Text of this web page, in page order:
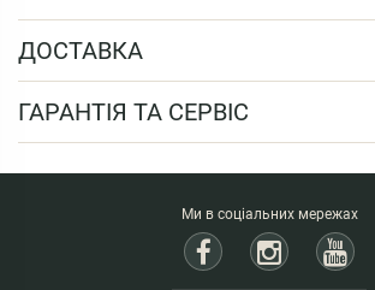
ДОСТАВКА
ГАРАНТІЯ ТА СЕРВІС
Ми в соціальних мережах